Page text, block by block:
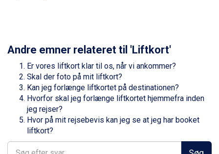
Cervinia fra DKK 5.295
Passo Tonale fra DKK 3.795
Saalbach fra DKK 5.945
Sölden fra DKK 8.445
Bad Hofgastein fra DKK 5.495
Champoluc fra DKK 3.795
Sestriere fra DKK 4.395
Fieberbrunn fra DKK 6.145
Wagrain fra DKK 4.645
Andre emner relateret til 'Liftkort'
Er vores liftkort klar til os, når vi ankommer?
Skal der foto på mit liftkort?
Kan jeg forlænge liftkortet på destinationen?
Hvorfor skal jeg forlænge liftkortet hjemmefra inden
jeg rejser?
Hvor på mit rejsebevis kan jeg se at jeg har booket
liftkort?